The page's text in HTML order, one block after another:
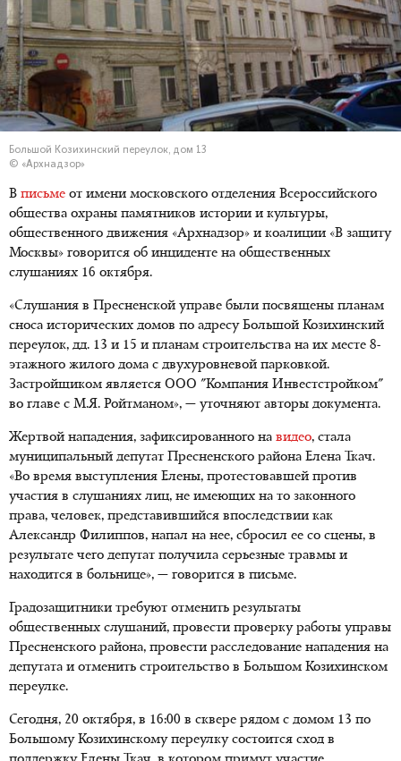
Большой Козихинский переулок, дом 13
© «Архнадзор»
В письме от имени московского отделения Всероссийского
общества охраны памятников истории и культуры,
общественного движения «Архнадзор» и коалиции «В защиту
Москвы» говорится об инциденте на общественных
слушаниях 16 октября.
«Слушания в Пресненской управе были посвящены планам
сноса исторических домов по адресу Большой Козихинский
переулок, дд. 13 и 15 и планам строительства на их месте 8-
этажного жилого дома с двухуровневой парковкой.
Застройщиком является ООО "Компания Инвестстройком"
во главе с М.Я. Ройтманом», — уточняют авторы документа.
Жертвой нападения, зафиксированного на видео, стала
муниципальный депутат Пресненского района Елена Ткач.
«Во время выступления Елены, протестовавшей против
участия в слушаниях лиц, не имеющих на то законного
права, человек, представившийся впоследствии как
Александр Филиппов, напал на нее, сбросил ее со сцены, в
результате чего депутат получила серьезные травмы и
находится в больнице», — говорится в письме.
Градозащитники требуют отменить результаты
общественных слушаний, провести проверку работы управы
Пресненского района, провести расследование нападения на
депутата и отменить строительство в Большом Козихинском
переулке.
Сегодня, 20 октября, в 16:00 в сквере рядом с домом 13 по
Большому Козихинскому переулку состоится сход в